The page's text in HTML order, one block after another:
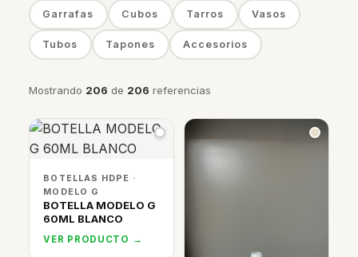
Garrafas Cubos Tarros Vasos
Tubos Tapones Accesorios
Mostrando 206 de 206 referencias
BOTELLAS HDPE ·
MODELO G
BOTELLA MODELO G
60ML BLANCO
VER PRODUCTO →